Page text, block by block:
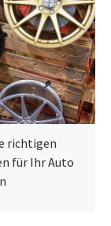
richtigen
für Ihr Auto